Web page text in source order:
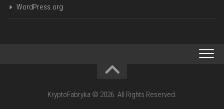
WordPress.org
KryptoFabryka © 2026. All Rights Reserved.